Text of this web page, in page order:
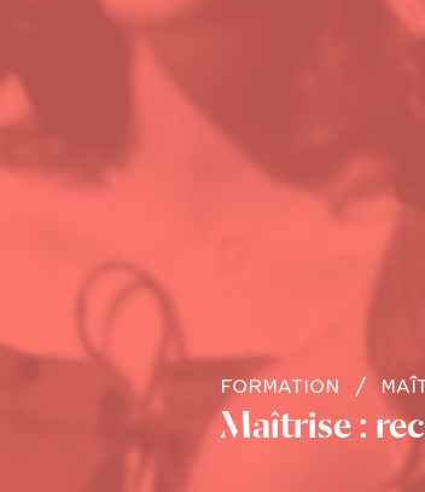
FORMATION
Maîtrise :